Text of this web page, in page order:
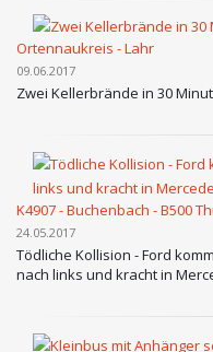
Ortennaukreis - Lahr
09.06.2017
Zwei Kellerbrände in 30
K4907 - Buchenbach - B500
24.05.2017
Tödliche Kollision - Ford
nach links und kracht in